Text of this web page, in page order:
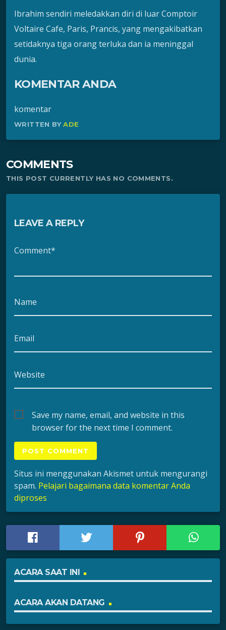
Ibrahim sendiri meledakkan diri di luar Comptoir
Voltaire Cafe, Paris, Prancis, yang mengakibatkan
setidaknya tiga orang terluka dan ia meninggal
dunia.
KOMENTAR ANDA
komentar
WRITTEN BYADE
COMMENTS
THIS POST CURRENTLY HAS NO COMMENTS.
LEAVE A REPLY
Comment*
Name
Email
Website
Save my name, email, and website in this
browser for the next time I comment.
Situs ini menggunakan Akismet untuk mengurangi
spam. Pelajari bagaimana data komentar Anda
diproses
ACARA SAAT INI
ACARA AKAN DATANG